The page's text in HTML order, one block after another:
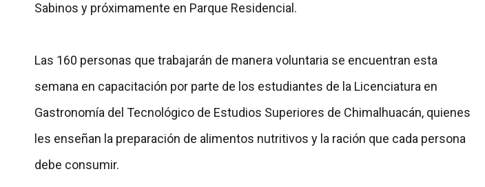
Sabinos y próximamente en Parque Residencial.
Las 160 personas que trabajarán de manera voluntaria se encuentran esta
semana en capacitación por parte de los estudiantes de la Licenciatura en
Gastronomía del Tecnológico de Estudios Superiores de Chimalhuacán, quienes
les enseñan la preparación de alimentos nutritivos y la ración que cada persona
debe consumir.